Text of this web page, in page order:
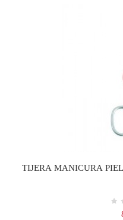
TIJERA MANICURA